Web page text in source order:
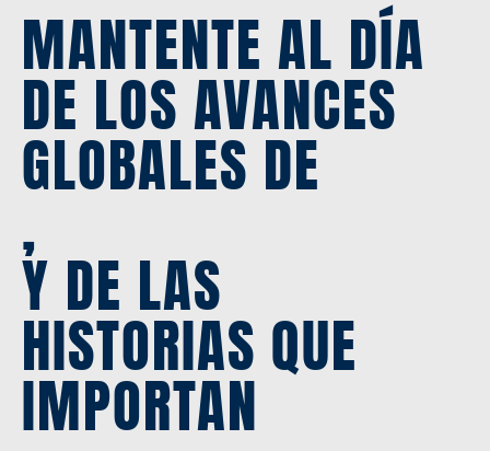
MANTENTE AL DÍA
DE LOS AVANCES
GLOBALES DE
,
Y DE LAS
HISTORIAS QUE
IMPORTAN